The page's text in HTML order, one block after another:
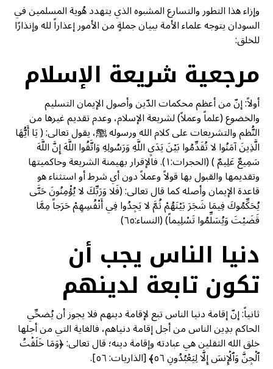
وإزاء هذا التطور والتسارع المشبوه الذي يتهدد هُوية المسلمين في
السودان يتوجه علماء الأمة ببيان جملةٍ من الأمور إعذاراً لله وإنذارًا
للخلق:
مرجعية شريعة الإسلام
أولاً: إنّ من أعظم محكمات الدّين وأصول الإيمان التسليم
والخضوع (علماً وعملاً) لشريعة الإسلام، وعدم تقديم غيرها من
النُّظم والتشريعات على كلام الله ورسوله ﷺ، يقول تعالى: ( يَا أَيُّهَا
الَّذِينَ آمَنُوا لا تُقَدِّمُوا بَيْنَ يَدَيِ اللَّهِ وَرَسُولِهِ وَاتَّقُوا اللَّهَ إِنَّ اللَّهَ
سَمِيعٌ عَلِيمٌ ) (الحجرات:١). فالإقرار بهيمنة الشريعة وحاكميتها
وتقديمها والقبول بها قولاً وعملاً دون أي شرط أو استثناء هو
قاعدة الإيمان وأصله كما قال تعالى: (فَلا وَرَبِّكَ لا يُؤْمِنُونَ حَتَّى
يُحَكِّمُوكَ فِيمَا شَجَرَ بَيْنَهُمْ ثُمَّ لا يَجِدُوا فِي أَنْفُسِهِمْ حَرَجاً مِمَّا
قَضَيْتَ وَيُسَلِّمُوا تَسْلِيماً) (النساء:٦٥)
دنيا الناس يجب أن
تكون تابعة لدينهم
ثانياً: إنّ إقامة دنيا الناس تبع لإقامة دينهم فلا يجوز أن يُضحِّي
الحاكم بدِين الناس من أجل إقامة دنياهم، فالغاية التي من أجلها
خلق الله الثقلين هي عبادته وإقامة دينه؛ قال تعالى: ﴿وَمَا خَلَقۡتُ
ٱلۡجِنَّ وَٱلۡإِنسَ إِلَّا لِيَعۡبُدُونِ ٥٦﴾ [الذاريات: ٥٦].